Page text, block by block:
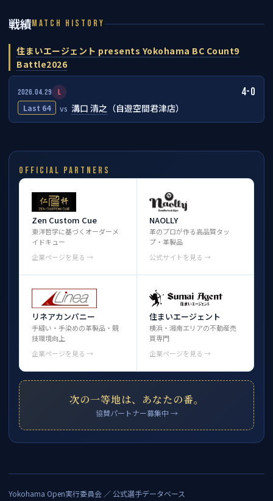
戦績MATCH HISTORY
住まいエージェント presents Yokohama BC Count9
Battle2026
2026.04.29 L
Last 64 vs 溝口 清之 （自遊空間君津店）
4-0
OFFICIAL PARTNERS
Zen Custom Cue
東洋哲学に基づくオーダーメ
イドキュー
企業ページを見る →
NAOLLY
革のプロが作る高品質タッ
プ・革製品
公式サイトを見る →
リネアカンパニー
手縫い・手染めの革製品・競
技環境向上
企業ページを見る →
住まいエージェント
横浜・湘南エリアの不動産売
買専門
企業ページを見る →
次の一等地は、あなたの番。
協賛パートナー募集中 →
Yokohama Open実行委員会 ／ 公式選手データベース